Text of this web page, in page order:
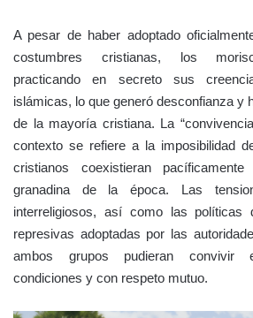
A pesar de haber adoptado
costumbres cristianas, los
practicando en secreto sus
islámicas, lo que generó desconfianza y
de la mayoría cristiana. La
contexto se refiere a la imposibilidad
cristianos coexistieran
granadina de la época. Las
interreligiosos, así como las políticas
represivas adoptadas por las
ambos grupos pudieran convivir
condiciones y con respeto mutuo.